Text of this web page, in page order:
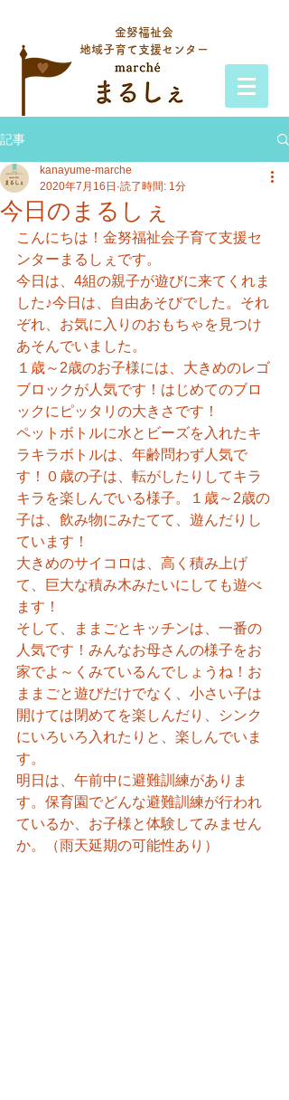
金努福祉会
地域子育て支援センター
記事
今日のまるしぇ
kanayume-marche
2020年7月16日 読了時間: 1分
こんにちは！金努福祉会子育て支援セ
ンターまるしぇです。
今日は、4組の親子が遊びに来てくれま
した♪今日は、自由あそびでした。それ
ぞれ、お気に入りのおもちゃを見つけ
あそんでいました。
１歳～2歳のお子様には、大きめのレゴ
ブロックが人気です！はじめてのブロ
ックにピッタリの大きさです！
ペットボトルに水とビーズを入れたキ
ラキラボトルは、年齢問わず人気で
す！０歳の子は、転がしたりしてキラ
キラを楽しんでいる様子。１歳～2歳の
子は、飲み物にみたてて、遊んだりし
ています！
大きめのサイコロは、高く積み上げ
て、巨大な積み木みたいにしても遊べ
ます！
そして、ままごとキッチンは、一番の
人気です！みんなお母さんの様子をお
家でよ～くみているんでしょうね！お
ままごと遊びだけでなく、小さい子は
開けては閉めてを楽しんだり、シンク
にいろいろ入れたりと、楽しんでいま
す。
明日は、午前中に避難訓練がありま
す。保育園でどんな避難訓練が行われ
ているか、お子様と体験してみません
か。（雨天延期の可能性あり）